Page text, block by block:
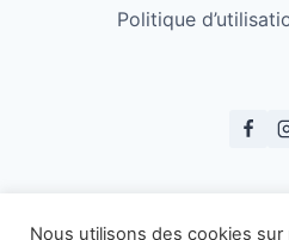
Politique
Nous utilisons des cookies